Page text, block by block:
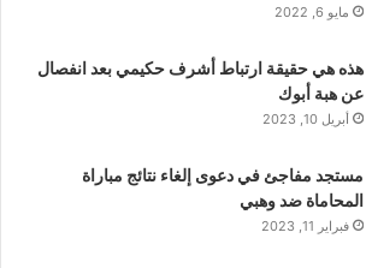
مايو 6, 2022
هذه هي حقيقة ارتباط أشرف حكيمي بعد انفصال
عن هبة أبوك
أبريل 10, 2023
مستجد مفاجئ في دعوى إلغاء نتائج مباراة
المحاماة ضد وهبي
فبراير 11, 2023